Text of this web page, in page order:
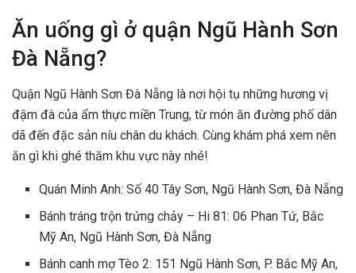
Ăn uống gì ở quận Ngũ Hành Sơn
Đà Nẵng?
Quận Ngũ Hành Sơn Đà Nẵng là nơi hội tụ những hương vị
đậm đà của ẩm thực miền Trung, từ món ăn đường phố dân
dã đến đặc sản níu chân du khách. Cùng khám phá xem nên
ăn gì khi ghé thăm khu vực này nhé!
Quán Minh Anh: Số 40 Tây Sơn, Ngũ Hành Sơn, Đà Nẵng
Bánh tráng trộn trứng chảy – Hi 81: 06 Phan Tứ, Bắc
Mỹ An, Ngũ Hành Sơn, Đà Nẵng
Bánh canh mợ Tèo 2: 151 Ngũ Hành Sơn, P. Bắc Mỹ An,